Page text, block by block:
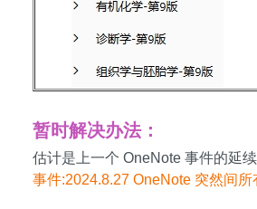
暂时解决办法：
估计是上一个 OneNote 事件的延续
事件:2024.8.27 OneNote 突然间